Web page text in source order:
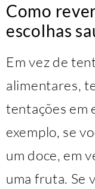
Como
escolhas
Em vez de
alimentares,
tentações em
exemplo, se
um doce, em
uma fruta. Se